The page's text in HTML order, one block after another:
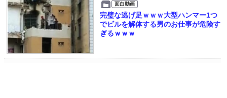
面白動画
完璧な逃げ足ｗｗｗ大型ハンマー1つ
でビルを解体する男のお仕事が危険す
ぎるｗｗｗ